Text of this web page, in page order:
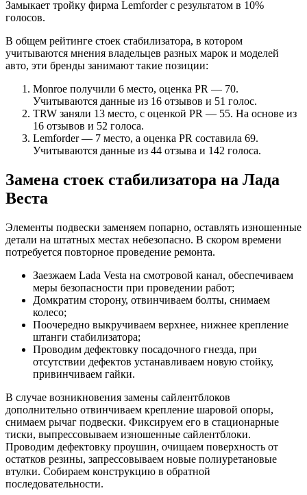
Замыкает тройку фирма Lemforder с результатом в 10%
голосов.
В общем рейтинге стоек стабилизатора, в котором
учитываются мнения владельцев разных марок и моделей
авто, эти бренды занимают такие позиции:
Monroe получили 6 место, оценка PR — 70.
Учитываются данные из 16 отзывов и 51 голос.
TRW заняли 13 место, с оценкой PR — 55. На основе из
16 отзывов и 52 голоса.
Lemforder — 7 место, а оценка PR составила 69.
Учитываются данные из 44 отзыва и 142 голоса.
Замена стоек стабилизатора на Лада
Веста
Элементы подвески заменяем попарно, оставлять изношенные
детали на штатных местах небезопасно. В скором времени
потребуется повторное проведение ремонта.
Заезжаем Lada Vesta на смотровой канал, обеспечиваем
меры безопасности при проведении работ;
Домкратим сторону, отвинчиваем болты, снимаем
колесо;
Поочередно выкручиваем верхнее, нижнее крепление
штанги стабилизатора;
Проводим дефектовку посадочного гнезда, при
отсутствии дефектов устанавливаем новую стойку,
привинчиваем гайки.
В случае возникновения замены сайлентблоков
дополнительно отвинчиваем крепление шаровой опоры,
снимаем рычаг подвески. Фиксируем его в стационарные
тиски, выпрессовываем изношенные сайлентблоки.
Проводим дефектовку проушин, очищаем поверхность от
остатков резины, запрессовываем новые полиуретановые
втулки. Собираем конструкцию в обратной
последовательности.